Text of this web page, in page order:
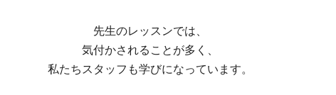
先生のレッスンでは、
気付かされることが多く、
私たちスタッフも学びになっています。